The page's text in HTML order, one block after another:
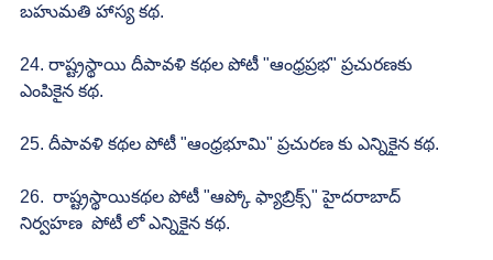
బహుమతి హాస్య కథ.
24. రాష్ట్రస్థాయి దీపావళి కథల పోటీ "ఆంధ్రప్రభ" ప్రచురణకు
ఎంపికైన కథ.
25. దీపావళి కథల పోటీ "ఆంధ్రభూమి" ప్రచురణ కు ఎన్నికైన కథ.
26.  రాష్ట్రస్థాయికథల పోటీ "ఆప్కో ఫ్యాబ్రిక్స్" హైదరాబాద్
నిర్వహణ  పోటీ లో ఎన్నికైన కథ.